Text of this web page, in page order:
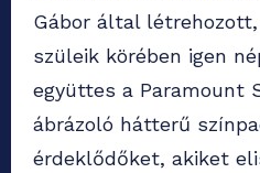
Gábor által
szüleik körében igen
együttes a Paramount
ábrázoló hátterű
érdeklődőket, akiket